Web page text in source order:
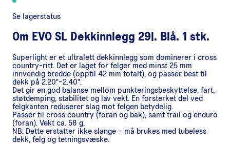
Se lagerstatus
Om EVO SL Dekkinnlegg 29|. Blå. 1 stk.
Superlight er et ultralett dekkinnlegg som dominerer i cross
country-ritt. Det er laget for felger med minst 25 mm
innvendig bredde (opptil 42 mm totalt), og passer best til
dekk på 2.20"–2.40".
Det gir en god balanse mellom punkteringsbeskyttelse, fart,
støtdemping, stabilitet og lav vekt. En forsterket del ved
felgkanten reduserer slag mot felgen betydelig.
Passer til cross country (foran og bak), samt trail og enduro
(foran). Vekt ca. 58 g.
NB: Dette erstatter ikke slange – må brukes med tubeless
dekk, felg og tetningsvæske.